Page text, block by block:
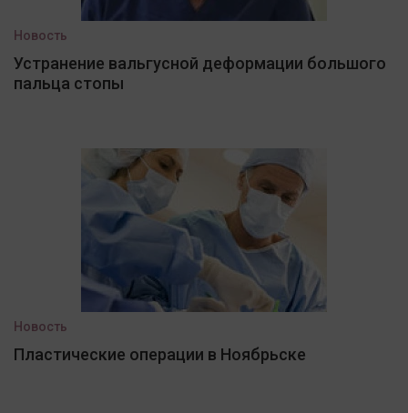
Новость
Устранение вальгусной деформации большого
пальца стопы
Новость
Пластические операции в Ноябрьске